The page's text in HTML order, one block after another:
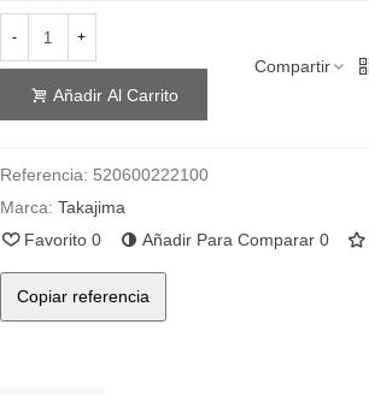
- +
Añadir Al Carrito
Compartir
Referencia: 520600222100
Marca: Takajima
Favorito 0 Añadir Para Comparar 0
Copiar referencia